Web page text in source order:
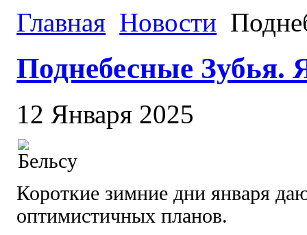
Главная Новости
Поднебесные Зубья.
12 Января 2025
Короткие зимние дни января
оптимистичных планов.